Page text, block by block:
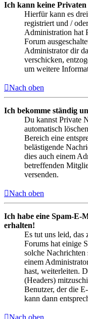
Ich kann keine
Hierfür kann es
registriert und /
Administration hat
Forum
Administrator dir
verschicken,
um weitere
Nach oben
Ich bekomme ständig
Du kannst Private
automatisch
Bereich eine
belästigende
dies auch einem
betreffenden
versenden.
Nach oben
Ich habe eine Spam-E-
erhalten!
Es tut uns leid, das
Forums hat einige
solche
einem
hast, weiterleiten.
(Headers)
Benutzer, der die
kann dann